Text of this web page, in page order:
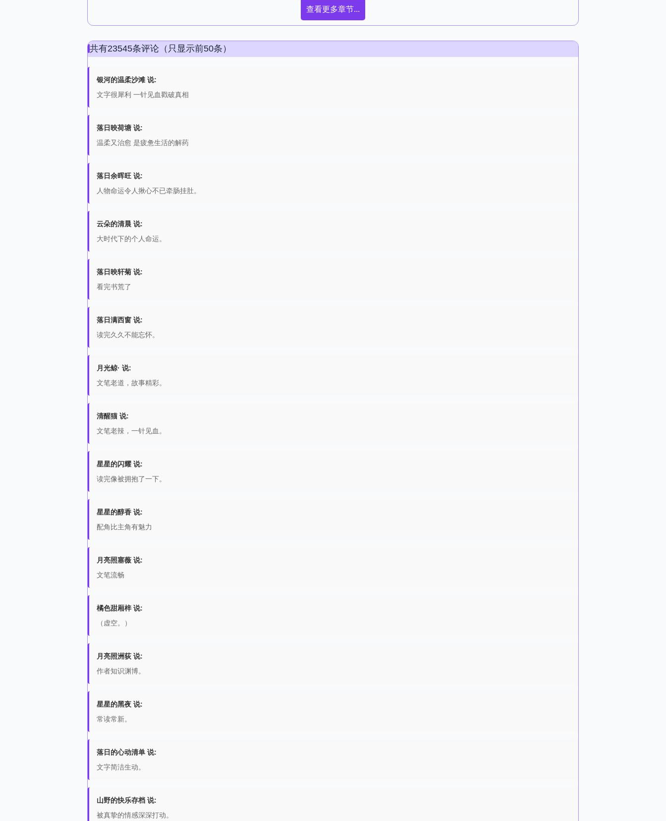
查看更多章节...
共有23545条评论（只显示前50条）
银河的温柔沙滩 说:
文字很犀利 一针见血戳破真相
落日映荷塘 说:
温柔又治愈 是疲惫生活的解药
落日余晖旺 说:
人物命运令人揪心不已牵肠挂肚。
云朵的清晨 说:
大时代下的个人命运。
落日映轩菊 说:
看完书荒了
落日满西窗 说:
读完久久不能忘怀。
月光鲸· 说:
文笔老道，故事精彩。
清醒猫 说:
文笔老辣，一针见血。
星星的闪耀 说:
读完像被拥抱了一下。
星星的醇香 说:
配角比主角有魅力
月亮照塞薇 说:
文笔流畅
橘色甜厢梓 说:
（虚空。）
月亮照洲荻 说:
作者知识渊博。
星星的黑夜 说:
常读常新。
落日的心动清单 说:
文字简洁生动。
山野的快乐存档 说:
被真挚的情感深深打动。